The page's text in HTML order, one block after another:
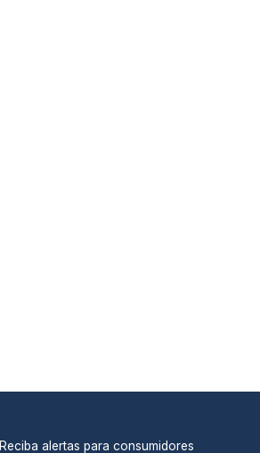
Reciba alertas para consumidores